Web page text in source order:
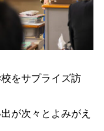
をサプライズ訪
が次々とよみがえ